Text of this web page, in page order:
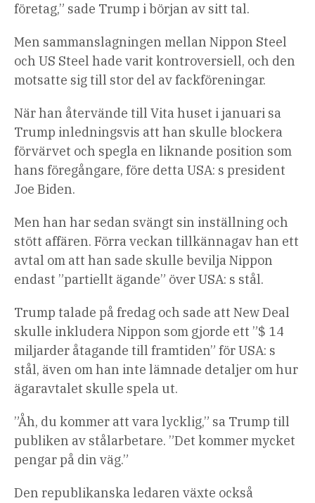
företag,” sade Trump i början av sitt tal.
Men sammanslagningen mellan Nippon Steel
och US Steel hade varit kontroversiell, och den
motsatte sig till stor del av fackföreningar.
När han återvände till Vita huset i januari sa
Trump inledningsvis att han skulle blockera
förvärvet och spegla en liknande position som
hans föregångare, före detta USA: s president
Joe Biden.
Men han har sedan svängt sin inställning och
stött affären. Förra veckan tillkännagav han ett
avtal om att han sade skulle bevilja Nippon
endast ”partiellt ägande” över USA: s stål.
Trump talade på fredag ​​och sade att New Deal
skulle inkludera Nippon som gjorde ett ”$ 14
miljarder åtagande till framtiden” för USA: s
stål, även om han inte lämnade detaljer om hur
ägaravtalet skulle spela ut.
”Åh, du kommer att vara lycklig,” sa Trump till
publiken av stålarbetare. ”Det kommer mycket
pengar på din väg.”
Den republikanska ledaren växte också